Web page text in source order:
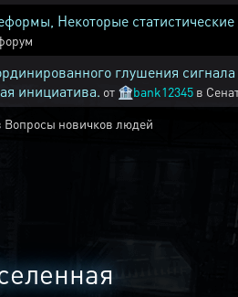
Некоторые
глушения сигнала
инициатива. от 🏦bank12345 в
Вопросы новичков людей